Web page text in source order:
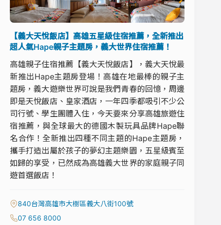
【義大天悅飯店】高雄五星級住宿推薦，全新推出
超人氣Hape親子主題房，義大世界住宿推薦！
高雄親子住宿推薦【義大天悅飯店】，義大天悅最
新推出Hape主題房登場！高雄在地最棒的親子主
題房，義大遊樂世界可說是我們青春的回憶，周邊
即是天悅飯店、皇家酒店，一年四季都吸引不少公
司行號、學生團體入住，今天要來分享高雄旅遊住
宿推薦，與全球最大的德國木製玩具品牌Hape聯
名合作！全新推出四種不同主題的Hape主題房，
攜手打造出屬於孩子的夢幻主題樂園，五星級賓至
如歸的享受，已然成為高雄義大世界的家庭親子同
遊首選飯店！
840台灣高雄市大樹區義大八街100號
07 656 8000